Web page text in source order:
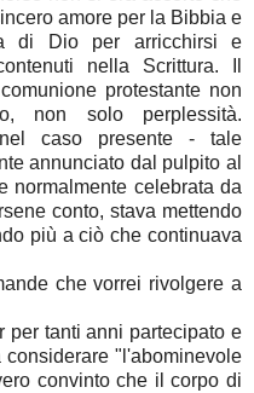
amore per la Bibbia e
di Dio per arricchirsi e
nella Scrittura. Il
protestante non
non solo perplessità.
caso presente - tale
annunciato dal pulpito al
normalmente celebrata da
conto, stava mettendo
più a ciò che continuava
che vorrei rivolgere a
per tanti anni partecipato e
"l'abominevole
convinto che il corpo di